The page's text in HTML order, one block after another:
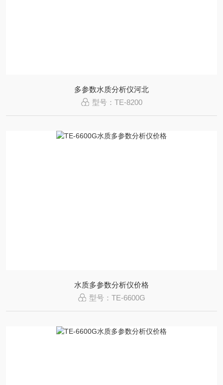
多参数水质分析仪河北
型号：TE-8200
水质多参数分析仪价格
型号：TE-6600G